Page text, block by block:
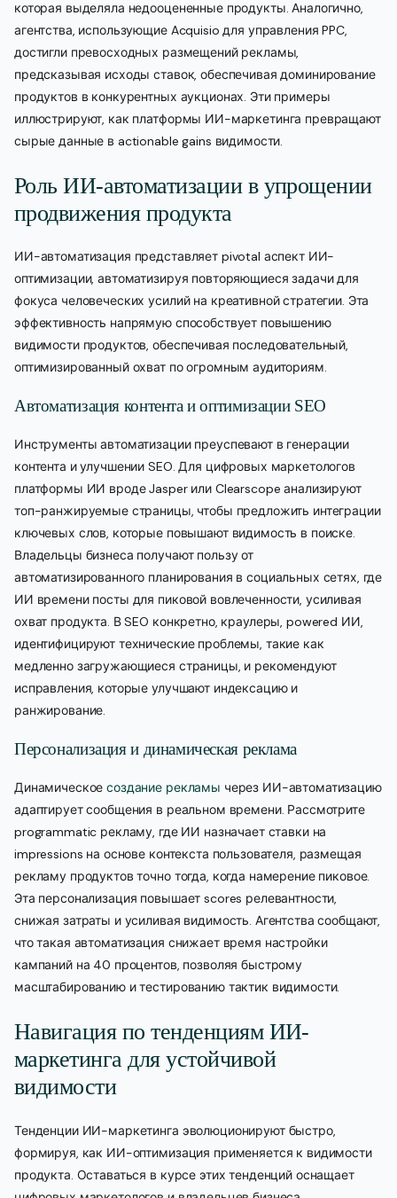
которая выделяла недооцененные продукты. Аналогично,
агентства, использующие Acquisio для управления PPC,
достигли превосходных размещений рекламы,
предсказывая исходы ставок, обеспечивая доминирование
продуктов в конкурентных аукционах. Эти примеры
иллюстрируют, как платформы ИИ-маркетинга превращают
сырые данные в actionable gains видимости.
Роль ИИ-автоматизации в упрощении
продвижения продукта
ИИ-автоматизация представляет pivotal аспект ИИ-
оптимизации, автоматизируя повторяющиеся задачи для
фокуса человеческих усилий на креативной стратегии. Эта
эффективность напрямую способствует повышению
видимости продуктов, обеспечивая последовательный,
оптимизированный охват по огромным аудиториям.
Автоматизация контента и оптимизации SEO
Инструменты автоматизации преуспевают в генерации
контента и улучшении SEO. Для цифровых маркетологов
платформы ИИ вроде Jasper или Clearscope анализируют
топ-ранжируемые страницы, чтобы предложить интеграции
ключевых слов, которые повышают видимость в поиске.
Владельцы бизнеса получают пользу от
автоматизированного планирования в социальных сетях, где
ИИ времени посты для пиковой вовлеченности, усиливая
охват продукта. В SEO конкретно, краулеры, powered ИИ,
идентифицируют технические проблемы, такие как
медленно загружающиеся страницы, и рекомендуют
исправления, которые улучшают индексацию и
ранжирование.
Персонализация и динамическая реклама
Динамическоесоздание рекламы через ИИ-автоматизацию
адаптирует сообщения в реальном времени. Рассмотрите
programmatic рекламу, где ИИ назначает ставки на
impressions на основе контекста пользователя, размещая
рекламу продуктов точно тогда, когда намерение пиковое.
Эта персонализация повышает scores релевантности,
снижая затраты и усиливая видимость. Агентства сообщают,
что такая автоматизация снижает время настройки
кампаний на 40 процентов, позволяя быстрому
масштабированию и тестированию тактик видимости.
Навигация по тенденциям ИИ-
маркетинга для устойчивой
видимости
Тенденции ИИ-маркетинга эволюционируют быстро,
формируя, как ИИ-оптимизация применяется к видимости
продукта. Оставаться в курсе этих тенденций оснащает